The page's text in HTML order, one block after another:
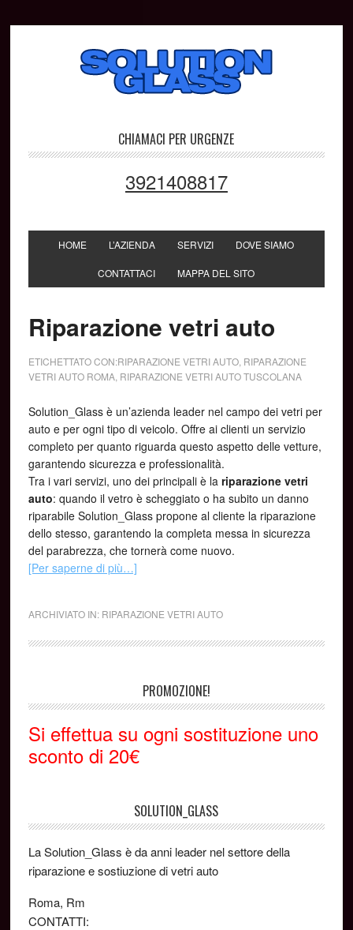
CHIAMACI PER URGENZE
3921408817
HOME L’AZIENDA SERVIZI DOVE SIAMO
CONTATTACI MAPPA DEL SITO
Riparazione vetri auto
ETICHETTATO CON:RIPARAZIONE VETRI AUTO, RIPARAZIONE
VETRI AUTO ROMA, RIPARAZIONE VETRI AUTO TUSCOLANA
Solution_Glass è un’azienda leader nel campo dei vetri per
auto e per ogni tipo di veicolo. Offre ai clienti un servizio
completo per quanto riguarda questo aspetto delle vetture,
garantendo sicurezza e professionalità.
Tra i vari servizi, uno dei principali è la riparazione vetri
auto: quando il vetro è scheggiato o ha subito un danno
riparabile Solution_Glass propone al cliente la riparazione
dello stesso, garantendo la completa messa in sicurezza
del parabrezza, che tornerà come nuovo.
[Per saperne di più…]
ARCHIVIATO IN: RIPARAZIONE VETRI AUTO
PROMOZIONE!
Si effettua su ogni sostituzione uno
sconto di 20€
SOLUTION_GLASS
La Solution_Glass è da anni leader nel settore della
riparazione e sostiuzione di vetri auto
Roma, Rm
CONTATTI: